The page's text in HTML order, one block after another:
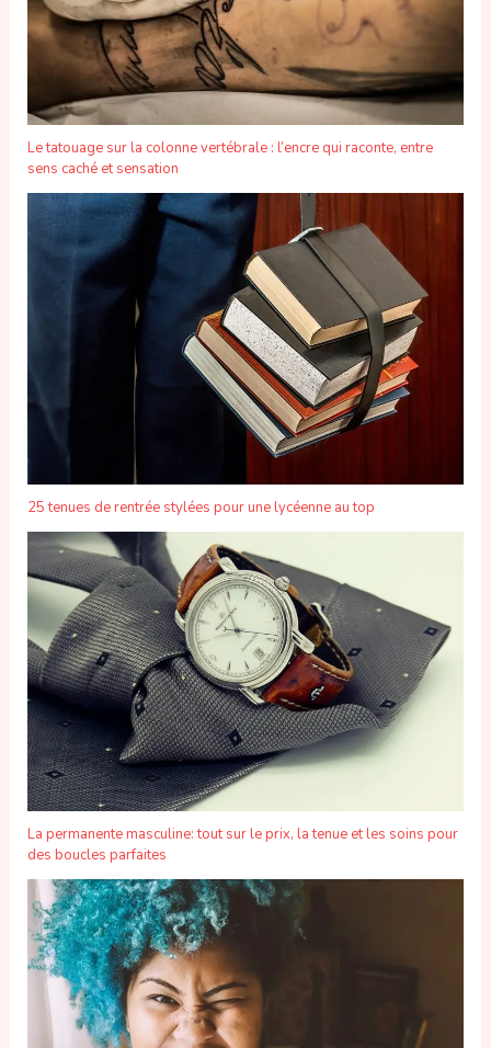
Le tatouage sur la colonne vertébrale : l’encre qui raconte, entre
sens caché et sensation
25 tenues de rentrée stylées pour une lycéenne au top
La permanente masculine: tout sur le prix, la tenue et les soins pour
des boucles parfaites